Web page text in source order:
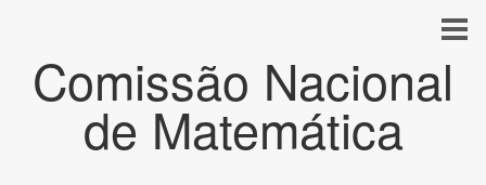
Comissão Nacional
de Matemática